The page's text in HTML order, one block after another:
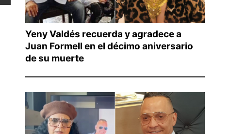
Yeny Valdés recuerda y agradece a
Juan Formell en el décimo aniversario
de su muerte